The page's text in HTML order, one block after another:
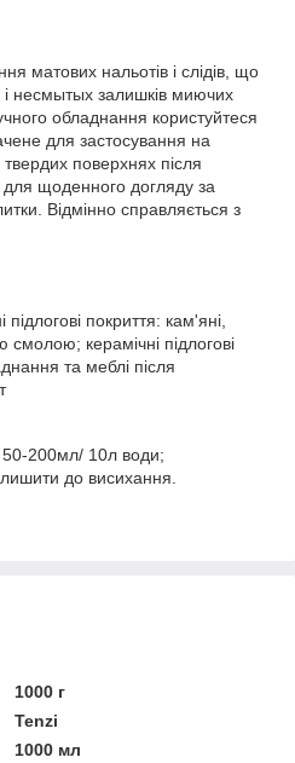
матових нальотів і слідів, що
і несмытых залишків миючих
обладнання користуйтеся
для застосування на
твердих поверхнях після
для щоденного догляду за
Відмінно справляється з
підлогові покриття: кам'яні,
смолою; керамічні підлогові
та меблі після
200мл/ 10л води;
до висихання.
1000 г
Tenzi
1000 мл